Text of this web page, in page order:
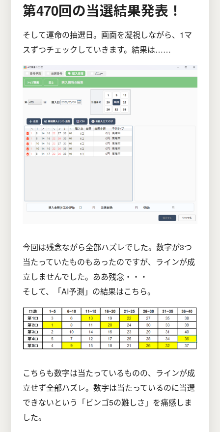
第470回の当選結果発表！
そして運命の抽選日。画面を凝視しながら、1マ
スずつチェックしていきます。結果は……
今回は残念ながら全部ハズレでした。数字が3つ
当たっていたものもあったのですが、ラインが成
立しませんでした。ああ残念・・・
そして、「AI予測」の結果はこちら。
こちらも数字は当たっているものの、ラインが成
立せず全部ハズレ。数字は当たっているのに当選
できないという「ビンゴ5の難しさ」を痛感しま
した。